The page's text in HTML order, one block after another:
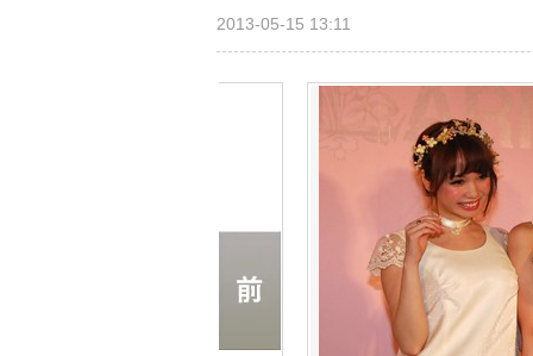
2013-05-15 13:11